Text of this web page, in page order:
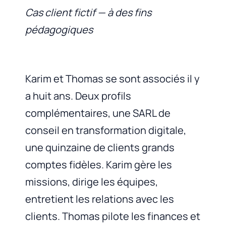
Cas client fictif — à des fins
pédagogiques
Karim et Thomas se sont associés il y
a huit ans. Deux profils
complémentaires, une SARL de
conseil en transformation digitale,
une quinzaine de clients grands
comptes fidèles. Karim gère les
missions, dirige les équipes,
entretient les relations avec les
clients. Thomas pilote les finances et